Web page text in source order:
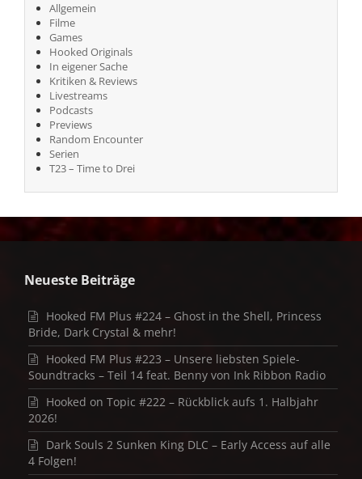
Allgemein
Filme
Games
Hooked Originals
In eigener Sache
Kritiken & Reviews
Livestreams
Podcasts
Previews
Random Encounter
Serien
T23 – Time to Drei
Neueste Beiträge
Hooked FM Plus #224 – Ghost in the Shell, Princess
Bride, Dark Crystal & mehr!
Hooked FM Plus #223 – Unsere liebsten Spiele-
Soundtracks – Teil 14 feat. Benny von Ink Ribbon Radio
Hooked on Topic #222 – Rückblick aufs 1. Halbjahr
2026!
Dark Souls 2 Sunken King DLC – Early Access auf alle
4 Folgen!